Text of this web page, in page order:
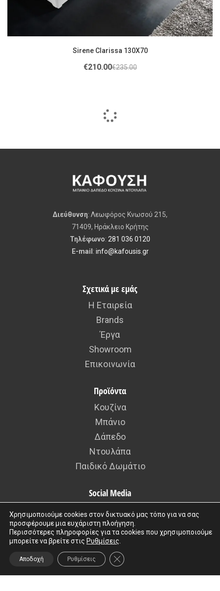
Sirene Clarissa 130X70
€235.00
€210.00
Carron Quantum Integra 170×75
€685.00
615.00
Χρησιμοποιούμε cookies στον δικτυακό μας τόπο για να σας
προσφέρουμε μια ευχάριστη πλοήγηση.
Περισσότερες πληροφορίες για τα cookies που χρησιμοποιούμε
μπορείτε να βρείτε στις Ρυθμίσεις
Αποδοχή Ρυθμίσεις ΚΛΕΊΣΙΜΟ ΤΟΥ COOKIE